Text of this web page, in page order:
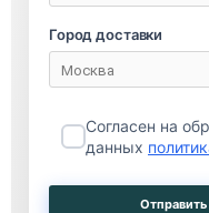
Город доставки
Согласен на
данных